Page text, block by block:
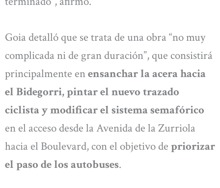
Goia detalló que se trata de una obra “no muy
complicada ni de gran duración”, que consistirá
principalmente enensanchar la acera hacia
el Bidegorri, pintar el nuevo trazado
ciclista y modificar el sistema semafórico
en el acceso desde la Avenida de la Zurriola
hacia el Boulevard, con el objetivo de priorizar
el paso de los autobuses.